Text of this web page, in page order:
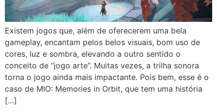
Existem jogos que, além de oferecerem uma bela
gameplay, encantam pelos belos visuais, bom uso de
cores, luz e sombra, elevando a outro sentido o
conceito de “jogo arte”. Muitas vezes, a trilha sonora
torna o jogo ainda mais impactante. Pois bem, esse é o
caso de MIO: Memories in Orbit, que tem uma história
[…]